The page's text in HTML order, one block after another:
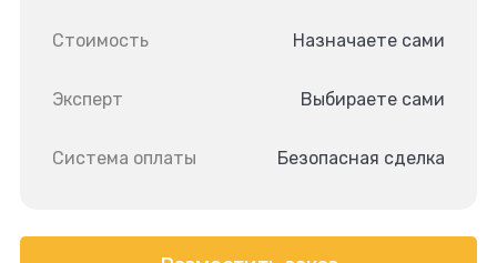
Стоимость Назначаете сами
Эксперт Выбираете сами
Система оплаты Безопасная сделка